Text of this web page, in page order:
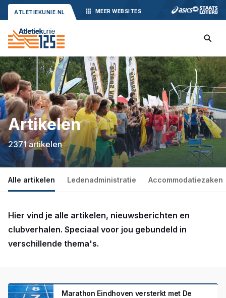
ATLETIEKUNIE.NL MEER WEBSITES
Artikelen
2371 artikelen
Alle artikelen Ledenadministratie Accommodatiezaken
Hier vind je alle artikelen, nieuwsberichten en
clubverhalen. Speciaal voor jou gebundeld in
verschillende thema's.
Marathon Eindhoven versterkt met De